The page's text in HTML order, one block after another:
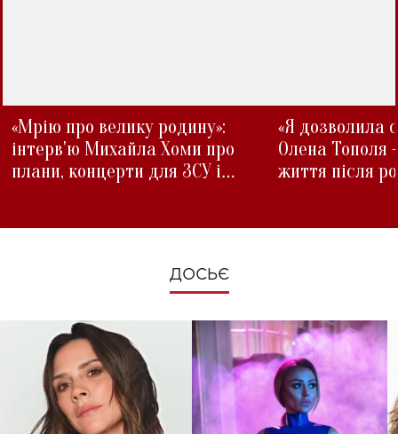
«Мрію про велику родину»:
інтерв'ю Михайла Хоми про
плани, концерти для ЗСУ і
«Я дозволила
Олена Тополя
життя після
ДОСЬЄ